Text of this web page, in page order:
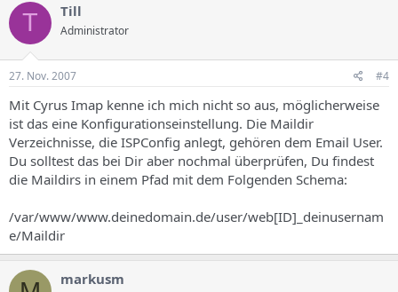
T Till
Administrator
27. Nov. 2007 #4
Mit Cyrus Imap kenne ich mich nicht so aus, möglicherweise
ist das eine Konfigurationseinstellung. Die Maildir
Verzeichnisse, die ISPConfig anlegt, gehören dem Email User.
Du solltest das bei Dir aber nochmal überprüfen, Du findest
die Maildirs in einem Pfad mit dem Folgenden Schema:
/var/www/www.deinedomain.de/user/web[ID]_deinusernam
e/Maildir
markusm